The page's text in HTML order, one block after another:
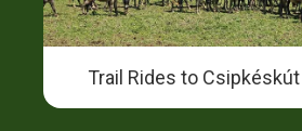
Trail Rides to Csipkéskút